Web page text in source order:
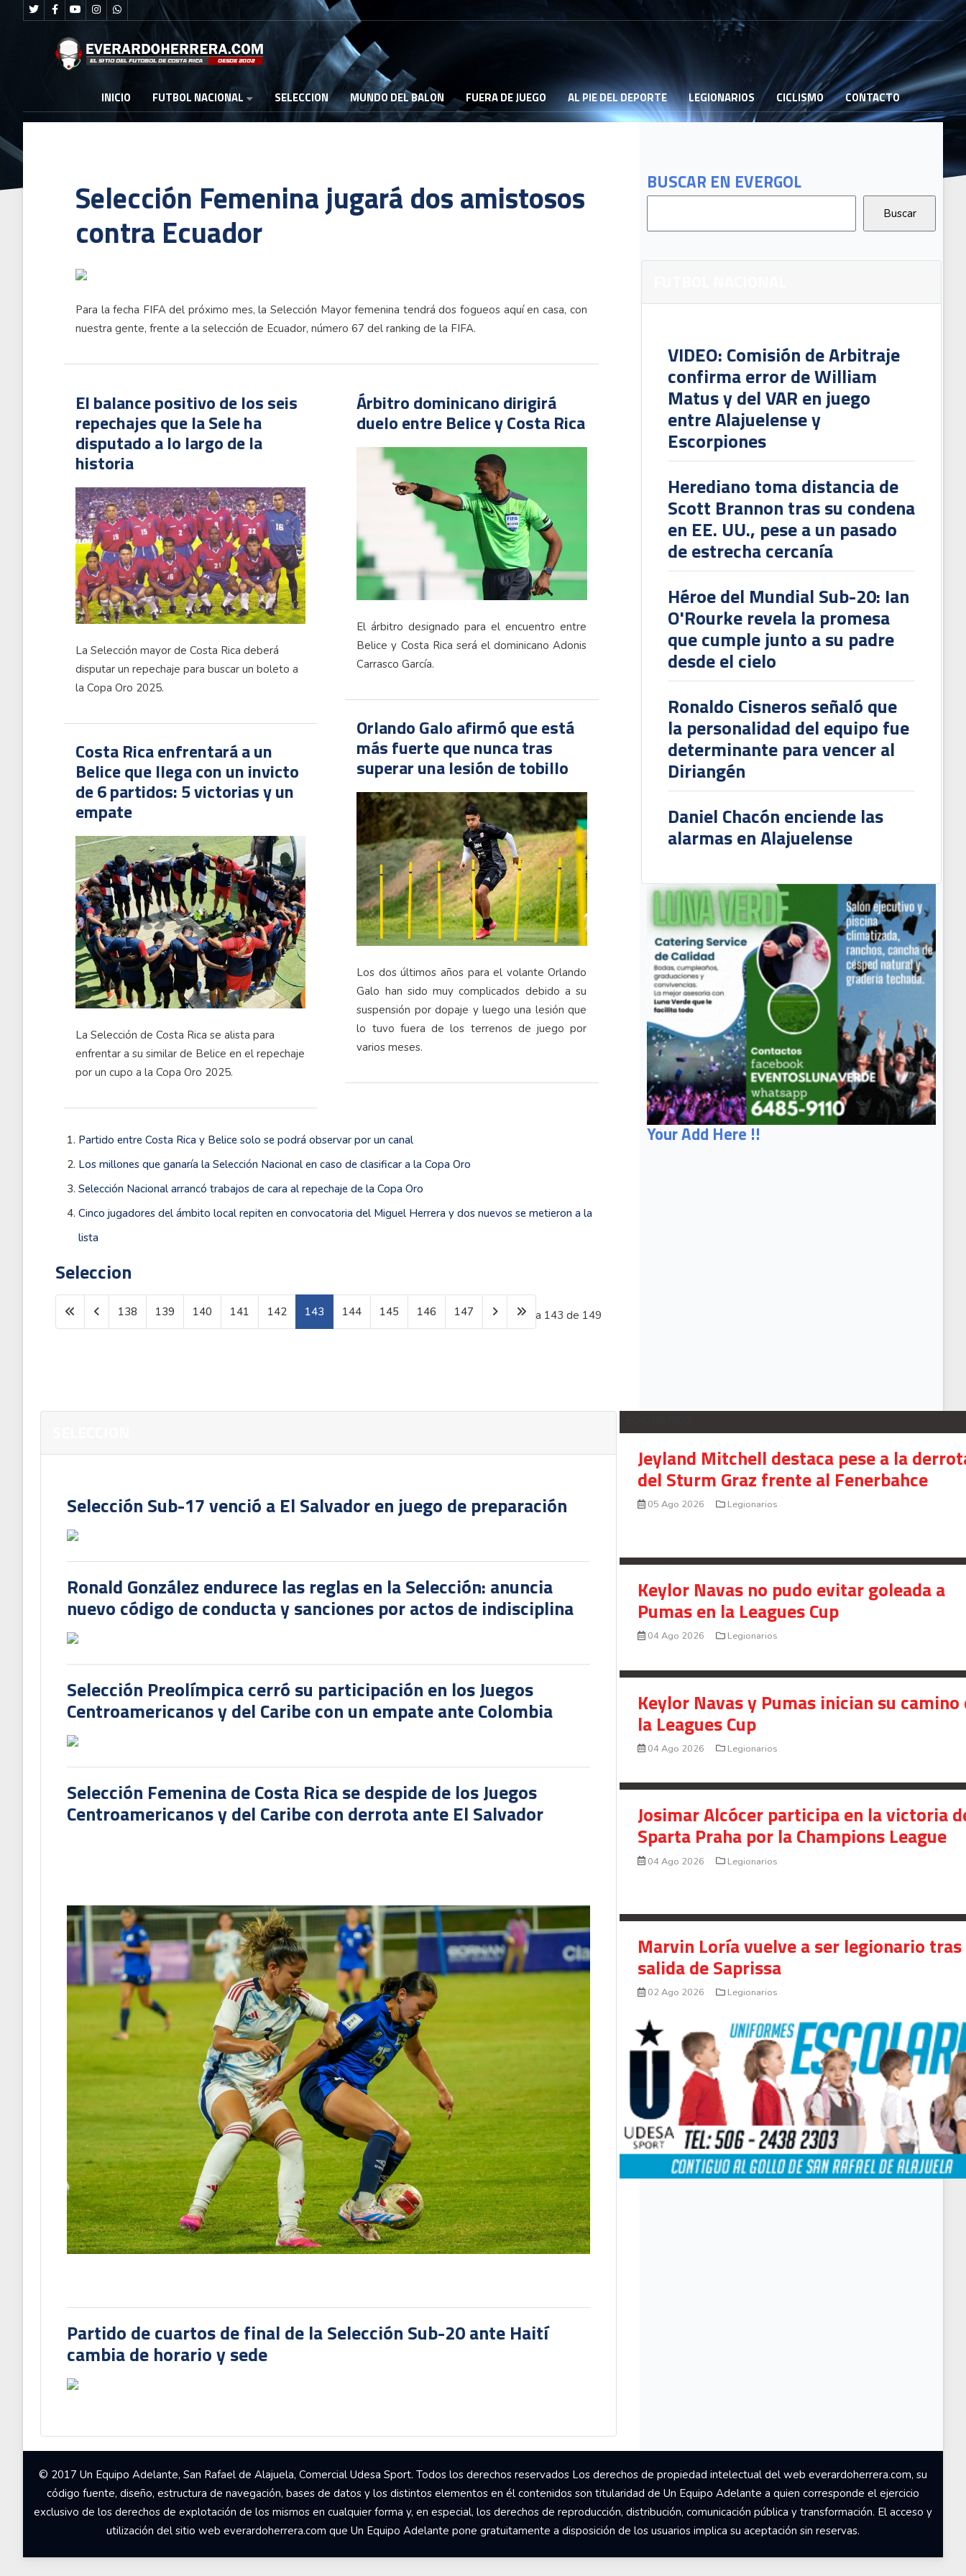
INICIO FUTBOL NACIONAL SELECCION MUNDO DEL BALON FUERA DE JUEGO AL PIE DEL DEPORTE LEGIONARIOS CICLISMO CONTACTO
BUSCAR EN EVERGOL
VIDEO: Comisión de Arbitraje
confirma error de William
Matus y del VAR en juego
entre Alajuelense y
Escorpiones
Herediano toma distancia de
Scott Brannon tras su condena
en EE. UU., pese a un pasado
de estrecha cercanía
Héroe del Mundial Sub-20: Ian
O'Rourke revela la promesa
que cumple junto a su padre
desde el cielo
Ronaldo Cisneros señaló que
la personalidad del equipo fue
determinante para vencer al
Diriangén
Daniel Chacón enciende las
alarmas en Alajuelense
Your Add Here !!
Selección Femenina jugará dos amistosos
contra Ecuador
Para la fecha FIFA del próximo mes, la Selección Mayor femenina tendrá dos fogueos aquí en casa, con
nuestra gente, frente a la selección de Ecuador, número 67 del ranking de la FIFA.
El balance positivo de los seis
repechajes que la Sele ha
disputado a lo largo de la
historia
La Selección mayor de Costa Rica deberá
disputar un repechaje para buscar un boleto a
la Copa Oro 2025.
Costa Rica enfrentará a un
Belice que llega con un invicto
de 6 partidos: 5 victorias y un
empate
La Selección de Costa Rica se alista para
enfrentar a su similar de Belice en el repechaje
por un cupo a la Copa Oro 2025.
Árbitro dominicano dirigirá
duelo entre Belice y Costa Rica
El árbitro designado para el encuentro entre
Belice y Costa Rica será el dominicano Adonis
Carrasco García.
Orlando Galo afirmó que está
más fuerte que nunca tras
superar una lesión de tobillo
Los dos últimos años para el volante Orlando
Galo han sido muy complicados debido a su
suspensión por dopaje y luego una lesión que
lo tuvo fuera de los terrenos de juego por
varios meses.
Partido entre Costa Rica y Belice solo se podrá observar por un canal
Los millones que ganaría la Selección Nacional en caso de clasificar a la Copa Oro
Selección Nacional arrancó trabajos de cara al repechaje de la Copa Oro
Cinco jugadores del ámbito local repiten en convocatoria del Miguel Herrera y dos nuevos se metieron a la
lista
Seleccion
Página 143 de 149
138 139 140 141 142 143 144 145 146 147
Selección Sub-17 venció a El Salvador en juego de preparación
Ronald González endurece las reglas en la Selección: anuncia
nuevo código de conducta y sanciones por actos de indisciplina
Selección Preolímpica cerró su participación en los Juegos
Centroamericanos y del Caribe con un empate ante Colombia
Selección Femenina de Costa Rica se despide de los Juegos
Centroamericanos y del Caribe con derrota ante El Salvador
Partido de cuartos de final de la Selección Sub-20 ante Haití
cambia de horario y sede
Jeyland Mitchell destaca pese a la
del Sturm Graz frente al Fenerbahce
05 Ago 2026 Legionarios
Keylor Navas no pudo evitar goleada a
Pumas en la Leagues Cup
04 Ago 2026 Legionarios
Keylor Navas y Pumas inician su camino
la Leagues Cup
04 Ago 2026 Legionarios
Josimar Alcócer participa en la victoria
Sparta Praha por la Champions League
04 Ago 2026 Legionarios
Marvin Loría vuelve a ser legionario tras
salida de Saprissa
02 Ago 2026 Legionarios
© 2017 Un Equipo Adelante, San Rafael de Alajuela, Comercial Udesa Sport. Todos los derechos reservados Los derechos de propiedad intelectual del web everardoherrera.com, su
código fuente, diseño, estructura de navegación, bases de datos y los distintos elementos en él contenidos son titularidad de Un Equipo Adelante a quien corresponde el ejercicio
exclusivo de los derechos de explotación de los mismos en cualquier forma y, en especial, los derechos de reproducción, distribución, comunicación pública y transformación. El acceso y
utilización del sitio web everardoherrera.com que Un Equipo Adelante pone gratuitamente a disposición de los usuarios implica su aceptación sin reservas.